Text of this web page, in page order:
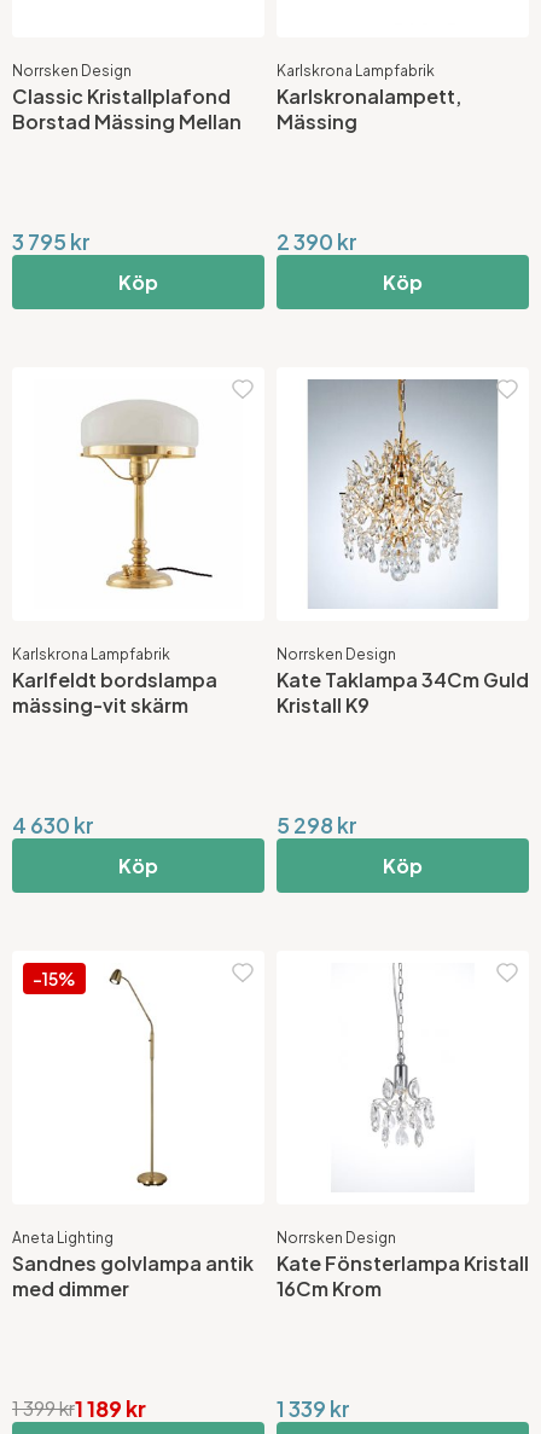
Norrsken Design
Classic Kristallplafond
Borstad Mässing Mellan
3 795 kr
Köp
Karlskrona Lampfabrik
Karlskronalampett,
Mässing
2 390 kr
Köp
Karlskrona Lampfabrik
Karlfeldt bordslampa
mässing-vit skärm
4 630 kr
Köp
Norrsken Design
Kate Taklampa 34Cm Guld
Kristall K9
5 298 kr
Köp
-15%
Aneta Lighting
Sandnes golvlampa antik
med dimmer
1 189 kr
1 399 kr
Norrsken Design
Kate Fönsterlampa Kristall
16Cm Krom
1 339 kr